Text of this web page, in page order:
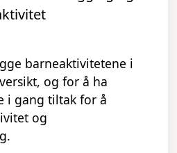
barneaktivitetene i
og for å ha
i gang tiltak for å
og